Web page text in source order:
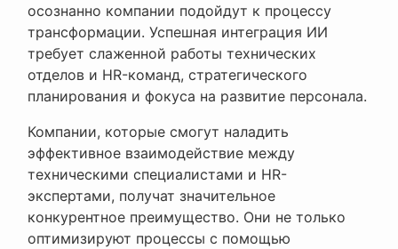
осознанно компании подойдут к процессу
трансформации. Успешная интеграция ИИ
требует слаженной работы технических
отделов и HR-команд, стратегического
планирования и фокуса на развитие персонала.
Компании, которые смогут наладить
эффективное взаимодействие между
техническими специалистами и HR-
экспертами, получат значительное
конкурентное преимущество. Они не только
оптимизируют процессы с помощью